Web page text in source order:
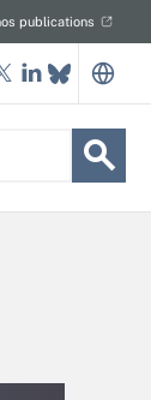
publications